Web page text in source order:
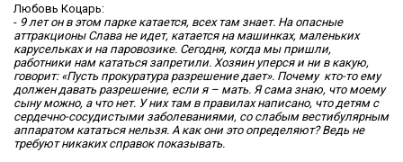
Любовь Коцарь:
- 9 лет он в этом парке катается, всех там знает. На опасные
аттракционы Слава не идет, катается на машинках, маленьких
карусельках и на паровозике. Сегодня, когда мы пришли,
работники нам кататься запретили. Хозяин уперся и ни в какую,
говорит: «Пусть прокуратура разрешение дает». Почему кто-то ему
должен давать разрешение, если я – мать. Я сама знаю, что моему
сыну можно, а что нет. У них там в правилах написано, что детям с
сердечно-сосудистыми заболеваниями, со слабым вестибулярным
аппаратом кататься нельзя. А как они это определяют? Ведь не
требуют никаких справок показывать.